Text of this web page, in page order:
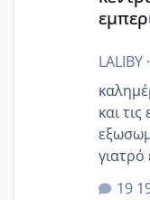
LALIBY·
και
γιατρό
που